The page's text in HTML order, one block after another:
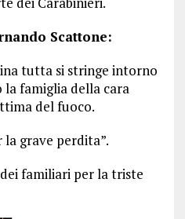
Scattone:
tutta si stringe intorno
famiglia della cara
del fuoco.
grave perdita”.
familiari per la triste